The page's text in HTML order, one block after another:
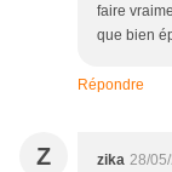
faire
que bien
Répondre
Z zika 28/